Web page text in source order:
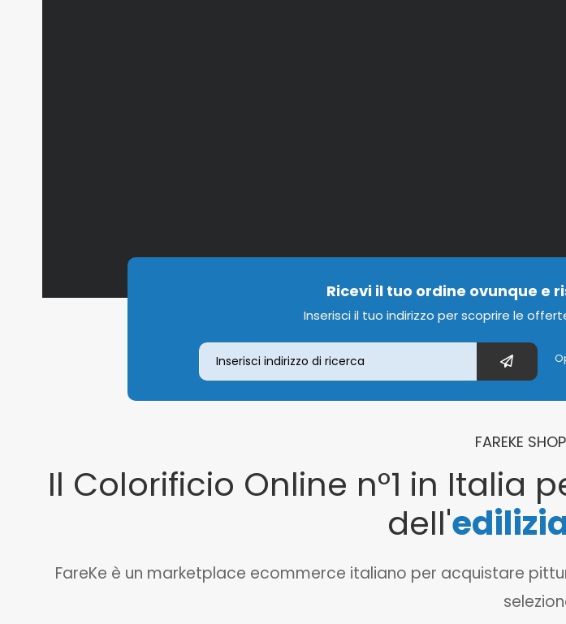
Ricevi il tuo ordine ovunque e
Inserisci il tuo indirizzo per scoprire le
FAREKE
Il Colorificio Online n°1 in Italia
dell'
FareKe è un marketplace ecommerce italiano per acquistare